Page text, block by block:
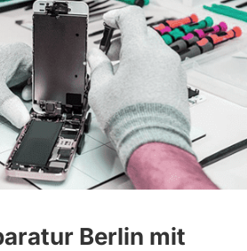
Berlin mit